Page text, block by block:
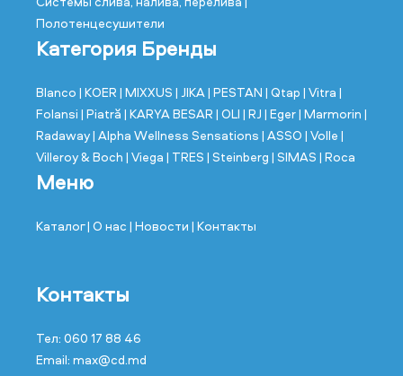
Полотенцесушители
Категория Бренды
Blanco | KOER | MIXXUS | JIKA| PESTAN | Qtap | Vitra |
Folansi | Piatră | KARYA BESAR | OLI | RJ | Eger| Marmorin |
Radaway| Alpha Wellness Sensations | ASSO | Volle |
Villeroy & Boch | Viega | TRES | Steinberg | SIMAS | Roca
Меню
Каталог| О нас | Новости | Контакты
Контакты
Тел: 060 17 88 46
Email: max@cd.md